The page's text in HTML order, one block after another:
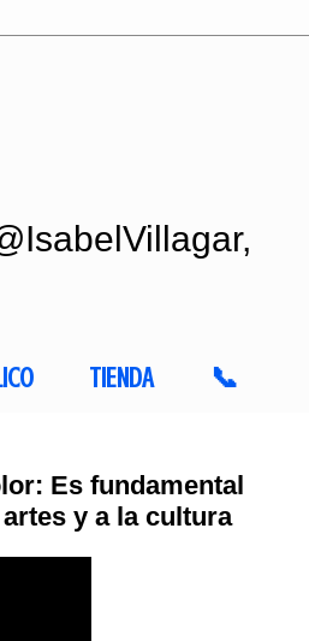
TIENDA 📞
Es fundamental
y a la cultura